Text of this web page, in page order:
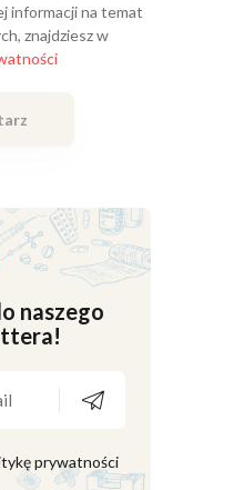
informacji na temat
znajdziesz w
naszego
prywatności